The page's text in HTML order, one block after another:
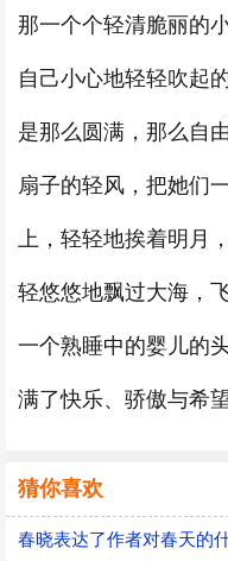
那一个个轻清脆丽的
自己小心地轻轻吹起
是那么圆满，那么自
扇子的轻风，把她们
上，轻轻地挨着明月
轻悠悠地飘过大海，
一个熟睡中的婴儿的
满了快乐、骄傲与希望
猜你喜欢